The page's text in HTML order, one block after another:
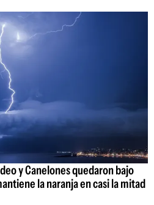
y Canelones quedaron bajo
la naranja en casi la mitad